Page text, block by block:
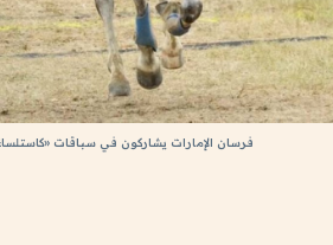
فرسان الإمارات يشاركون في سباقات